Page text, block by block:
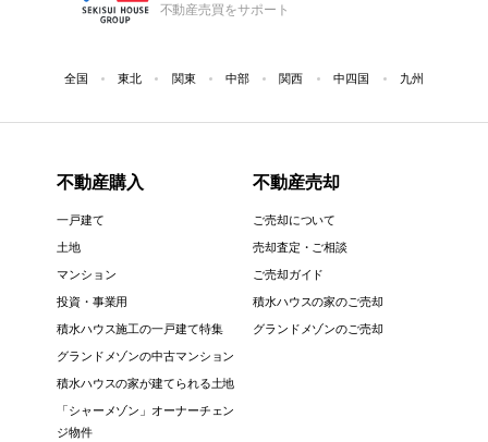
不動産売買をサポート
全国 東北 関東 中部 関西 中四国 九州
不動産購入
一戸建て
土地
マンション
投資・事業用
積水ハウス施工の一戸建て特集
グランドメゾンの中古マンション
積水ハウスの家が建てられる土地
「シャーメゾン」オーナーチェン
ジ物件
不動産売却
ご売却について
売却査定・ご相談
ご売却ガイド
積水ハウスの家のご売却
グランドメゾンのご売却